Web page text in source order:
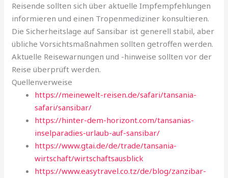
Reisende sollten sich über aktuelle Impfempfehlungen
informieren und einen Tropenmediziner konsultieren.
Die Sicherheitslage auf Sansibar ist generell stabil, aber
übliche Vorsichtsmaßnahmen sollten getroffen werden.
Aktuelle Reisewarnungen und -hinweise sollten vor der
Reise überprüft werden.
Quellenverweise
https://meinewelt-reisen.de/safari/tansania-
safari/sansibar/
https://hinter-dem-horizont.com/tansanias-
inselparadies-urlaub-auf-sansibar/
https://www.gtai.de/de/trade/tansania-
wirtschaft/wirtschaftsausblick
https://www.easytravel.co.tz/de/blog/zanzibar-